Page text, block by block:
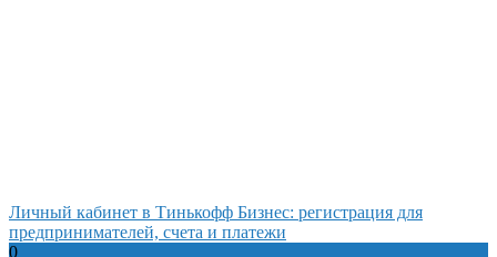
Личный кабинет в Тинькофф Бизнес: регистрация для
предпринимателей, счета и платежи
0